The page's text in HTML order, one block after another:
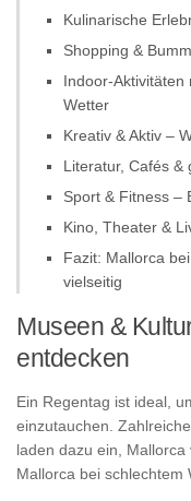
Kulinarische
Shopping &
Indoor-Aktivitäten
Wetter
Kreativ & Aktiv –
Literatur, Cafés &
Sport & Fitness –
Kino, Theater &
Fazit: Mallorca
vielseitig
Museen &
entdecken
Ein Regentag ist ideal,
einzutauchen.
laden dazu ein, Mallorca
Mallorca bei schlechtem